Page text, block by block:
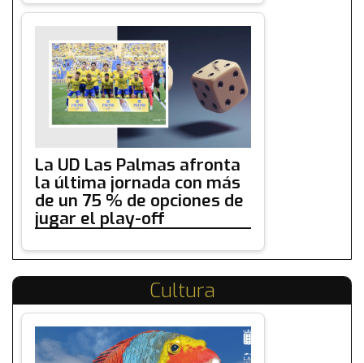
La UD Las Palmas afronta
la última jornada con más
de un 75 % de opciones de
jugar el play-off
Cultura